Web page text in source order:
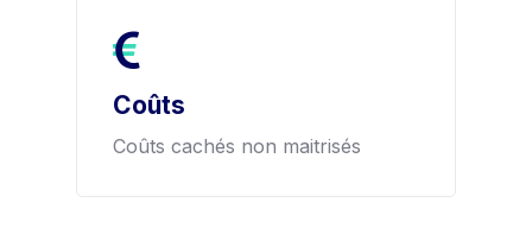
Coûts
Coûts cachés non maitrisés